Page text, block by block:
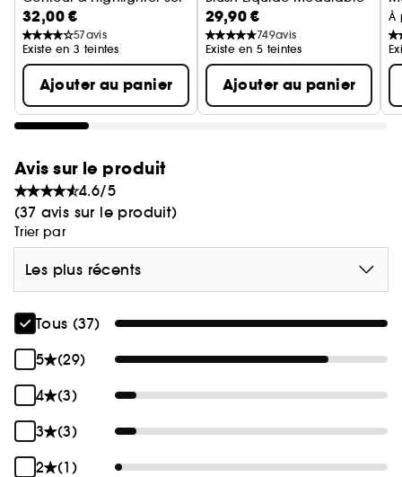
Duo Stick Contour & Enlumineur
32,00 €
57avis
Existe en 3 teintes
Ajouter au panier
29,90 €
749avis
Existe en 5 teintes
Ajouter au panier
À
Avis sur le produit
4.6/5
(37 avis sur le produit)
Trier par
Les plus récents
Tous (37)
5
(29)
4
(3)
3
(3)
2
(1)